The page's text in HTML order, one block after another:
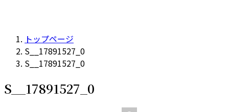
トップページ
S__17891527_0
S__17891527_0
S__17891527_0